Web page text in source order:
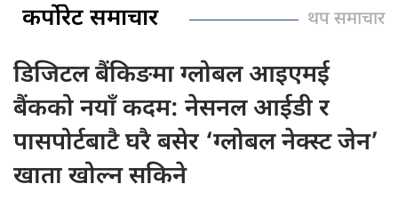
कर्पोरेट समाचार थप समाचार
डिजिटल बैंकिङमा ग्लोबल आइएमई
बैंकको नयाँ कदम: नेसनल आईडी र
पासपोर्टबाटै घरै बसेर ‘ग्लोबल नेक्स्ट जेन’
खाता खोल्न सकिने